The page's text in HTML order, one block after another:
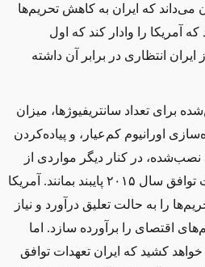
می‌داند که ایران به کاهش تحریم‌ها
آمریکا را وادار کند که اول
انتظاری در برابر آن داشته
برای تعداد سانتریفیوژها، میزان
اورانیوم کم‌عیار، و پیاده‌کردن
نصب‌شده، در کنار دیگر مواردی از
این دست، می‌توانند به تعهدات توافق سال ۲۰۱۵ پایبند بمانند. آمریکا
را به حالت تعلیق درآورد و نیاز
اقتصای را برآورده سازد. اما
کشید که ایران تعهدات توافق